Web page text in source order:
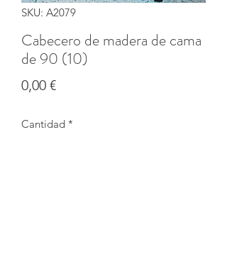
SKU: A2079
Cabecero de madera de cama
de 90 (10)
0,00 €Precio
Cantidad *